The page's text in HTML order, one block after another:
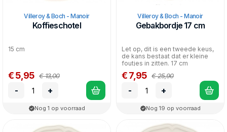
Villeroy & Boch - Manoir
Koffieschotel
15 cm
€ 5,95 € 13,00
- +
Nog 1 op voorraad
Villeroy & Boch - Manoir
Gebakbordje 17 cm
Let op, dit is een tweede keus,
de kans bestaat dat er kleine
foutjes in zitten. 17 cm
€ 7,95 € 25,90
- +
Nog 19 op voorraad